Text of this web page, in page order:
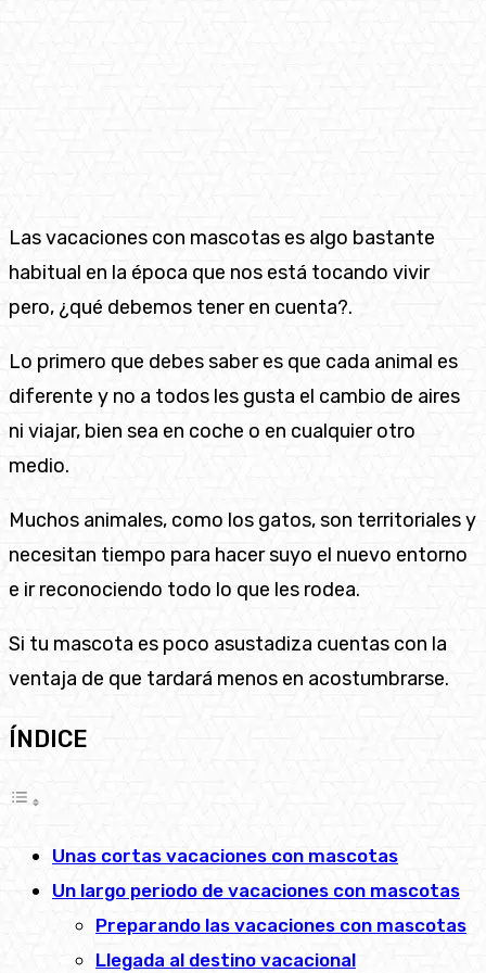
Las vacaciones con mascotas es algo bastante
habitual en la época que nos está tocando vivir
pero, ¿qué debemos tener en cuenta?.
Lo primero que debes saber es que cada animal es
diferente y no a todos les gusta el cambio de aires
ni viajar, bien sea en coche o en cualquier otro
medio.
Muchos animales, como los gatos, son territoriales y
necesitan tiempo para hacer suyo el nuevo entorno
e ir reconociendo todo lo que les rodea.
Si tu mascota es poco asustadiza cuentas con la
ventaja de que tardará menos en acostumbrarse.
ÍNDICE
Unas cortas vacaciones con mascotas
Un largo periodo de vacaciones con mascotas
Preparando las vacaciones con mascotas
Llegada al destino vacacional